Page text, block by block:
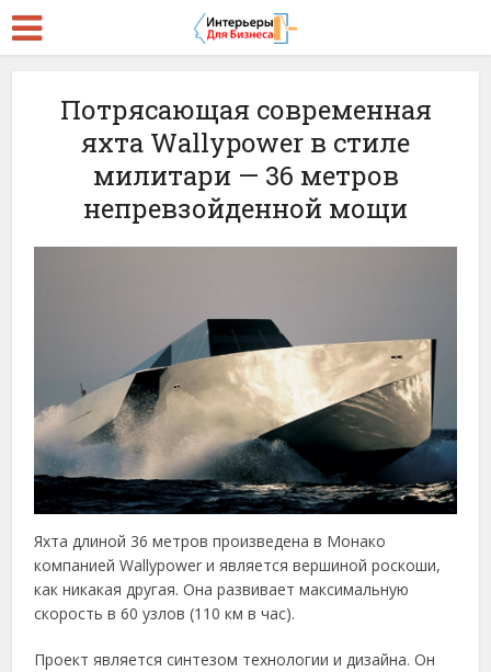
Потрясающая современная
яхта Wallypower в стиле
милитари — 36 метров
непревзойденной мощи
Яхта длиной 36 метров произведена в Монако
компанией Wallypower и является вершиной роскоши,
как никакая другая. Она развивает максимальную
скорость в 60 узлов (110 км в час).
Проект является синтезом технологии и дизайна. Он